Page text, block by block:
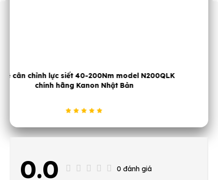
Cần siết cân lực 1" 1000Nm JTC 4940
0.0 0 đánh giá